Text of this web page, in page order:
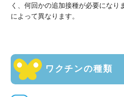
く、何回かの追加接種が必要になり
によって異なります。
ワクチンの種類